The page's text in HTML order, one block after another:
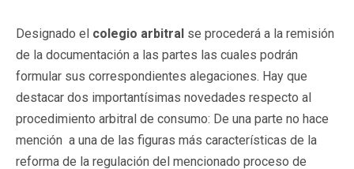
Designado el colegio arbitral se procederá a la remisión
de la documentación a las partes las cuales podrán
formular sus correspondientes alegaciones. Hay que
destacar dos importantísimas novedades respecto al
procedimiento arbitral de consumo: De una parte no hace
mención a una de las figuras más características de la
reforma de la regulación del mencionado proceso de